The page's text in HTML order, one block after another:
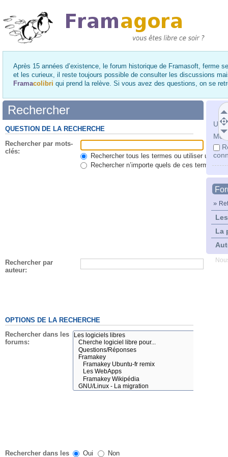
Après 15 années d’existence, le forum historique de Framasoft, ferme
et les curieux, il reste toujours possible de consulter les discussions
Framacolibri qui prend la relève. Si vous avez des questions, on se
Mot
»
La
Rechercher
QUESTION DE LA RECHERCHE
Rechercher par mots-
clés:
Rechercher tous les termes ou utiliser une
Rechercher n’importe quels de ces termes
Rechercher par
auteur:
OPTIONS DE LA RECHERCHE
Rechercher dans les
forums:
Rechercher dans les Oui Non